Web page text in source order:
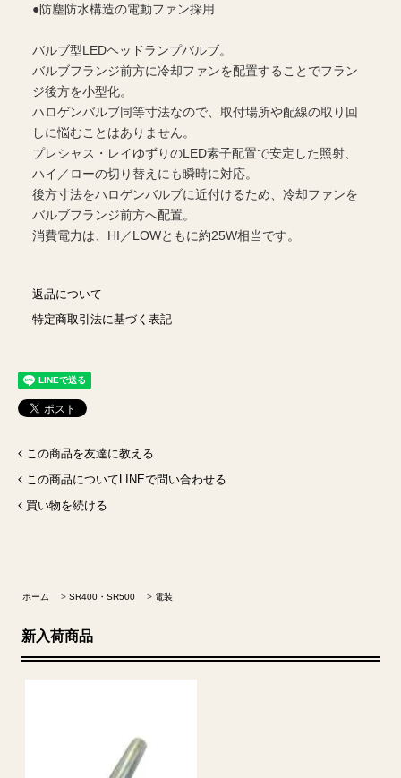
●防塵防水構造の電動ファン採用
バルブ型LEDヘッドランプバルブ。
バルブフランジ前方に冷却ファンを配置することでフラン
ジ後方を小型化。
ハロゲンバルブ同等寸法なので、取付場所や配線の取り回
しに悩むことはありません。
プレシャス・レイゆずりのLED素子配置で安定した照射、
ハイ／ローの切り替えにも瞬時に対応。
後方寸法をハロゲンバルブに近付けるため、冷却ファンを
バルブフランジ前方へ配置。
消費電力は、HI／LOWともに約25W相当です。
返品について
特定商取引法に基づく表記
この商品を友達に教える
この商品についてLINEで問い合わせる
買い物を続ける
ホーム > SR400・SR500 > 電装
新入荷商品